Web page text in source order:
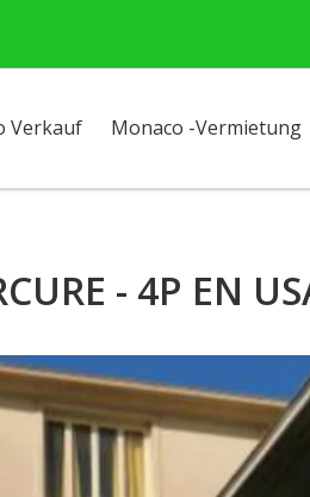
Verkauf Monaco -Vermietung
- 4P EN